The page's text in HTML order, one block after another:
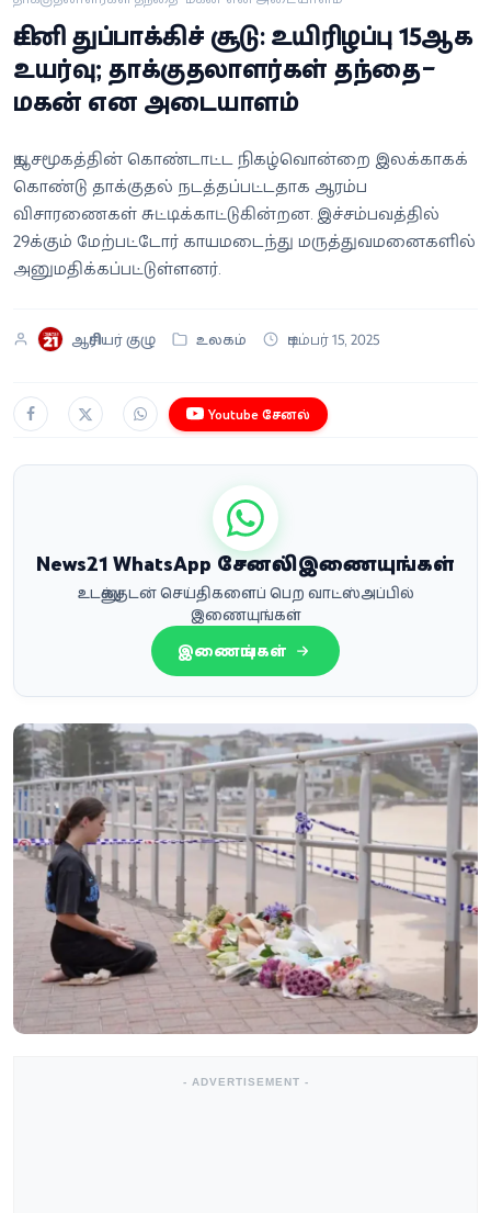
வீடியோ
வணிகம்
வெப்ஸ்டோரி
தமிழ்
சிட்னி துப்பாக்கிச் சூடு: உயிரிழப்பு 15ஆக
உயர்வு; தாக்குதலாளர்கள் தந்தை–
மகன் என அடையாளம்
யூத சமூகத்தின் கொண்டாட்ட நிகழ்வொன்றை இலக்காகக்
கொண்டு தாக்குதல் நடத்தப்பட்டதாக ஆரம்ப
விசாரணைகள் சுட்டிக்காட்டுகின்றன. இச்சம்பவத்தில்
29க்கும் மேற்பட்டோர் காயமடைந்து மருத்துவமனைகளில்
அனுமதிக்கப்பட்டுள்ளனர்.
ஆசிரியர் குழு உலகம் டிசம்பர் 15, 2025
Youtube சேனல்
News21 WhatsApp சேனலில் இணையுங்கள்
உடனுக்குடன் செய்திகளைப் பெற வாட்ஸ்அப்பில்
இணையுங்கள்
இணையுங்கள்
- ADVERTISEMENT -